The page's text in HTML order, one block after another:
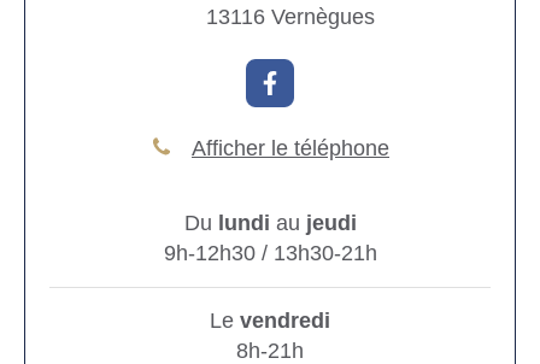
13116 Vernègues
Afficher le téléphone
Du lundi au jeudi
9h-12h30 / 13h30-21h
Le vendredi
8h-21h